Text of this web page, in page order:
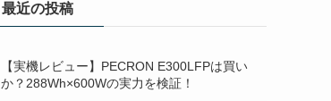
最近の投稿
【実機レビュー】PECRON E300LFPは買い
か？288Wh×600Wの実力を検証！